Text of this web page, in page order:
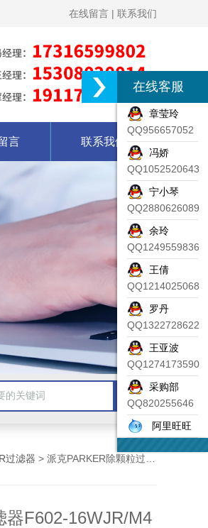
在线留言 | 联系我们
言 联系我们
过滤器 > 派克PARKER除颗粒过滤器F602-16WJR/M4
器F602-16WJR/M4
在线客服
章莹玲
QQ956657052
冯娇
QQ1052520643
宁小琴
QQ2880626089
余玲
QQ1249559836
王倩
QQ1214025068
罗丹
QQ1322728622
王亚波
QQ1274173590
采购部
QQ820255646
阿里旺旺